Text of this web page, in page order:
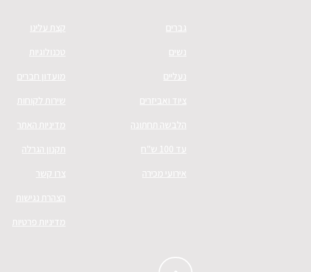
גברים
נשים
נעליים
ציוד ואביזרים
הלבשה תחתונה
עד 100 ש"ח
אירועי מכירה
קצת עלינו
טכנולוגיות
מועדון חברים
שירות לקוחות
מדיניות האתר
תקנון הגרלה
צרו קשר
הצהרת נגישות
מדיניות פרטיות